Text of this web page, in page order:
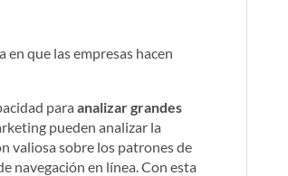
que las empresas hacen
para analizar grandes
pueden analizar la
valiosa sobre los patrones de
navegación en línea. Con esta